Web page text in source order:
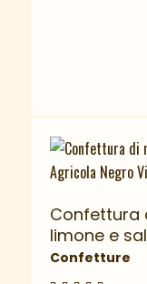
Confettura
limone e
Confetture